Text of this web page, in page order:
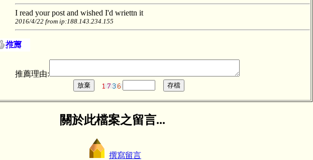
I read your post and wished I'd wriettn it
2016/4/22 from ip:188.143.234.155
推薦理由:
關於此檔案之留言...
撰寫留言